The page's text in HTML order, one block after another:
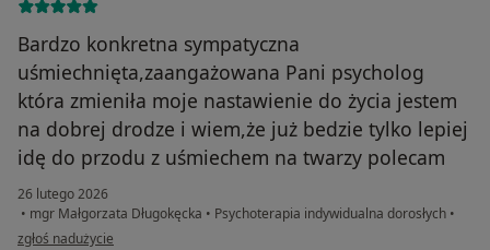
Bardzo konkretna sympatyczna
uśmiechnięta,zaangażowana Pani psycholog
która zmieniła moje nastawienie do życia jestem
na dobrej drodze i wiem,że już bedzie tylko lepiej
idę do przodu z uśmiechem na twarzy polecam
26 lutego 2026
• mgr Małgorzata Długokęcka • Psychoterapia indywidualna dorosłych •
w opinii użytkownika Katarzyna Roskosz
zgłoś nadużycie